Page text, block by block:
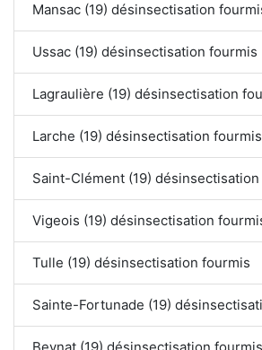
Mansac (19) désinsectisation
Ussac (19) désinsectisation fourmis
Lagraulière (19) désinsectisation
Larche (19) désinsectisation fourmis
Saint-Clément (19)
Vigeois (19) désinsectisation
Tulle (19) désinsectisation fourmis
Sainte-Fortunade (19)